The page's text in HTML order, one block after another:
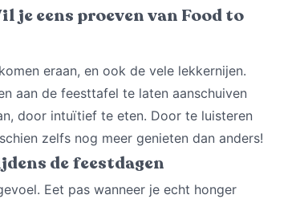
je eens proeven van Food to
eraan, en ook de vele lekkernijen.
aan de feesttafel te laten aanschuiven
door intuïtief te eten. Door te luisteren
zelfs nog meer genieten dan anders!
de feestdagen
Eet pas wanneer je echt honger